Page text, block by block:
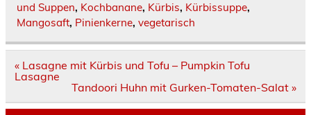
und Suppen, Kochbanane, Kürbis, Kürbissuppe,
Mangosaft, Pinienkerne, vegetarisch
Beitragsnavigation
« Lasagne mit Kürbis und Tofu – Pumpkin Tofu
Lasagne
Tandoori Huhn mit Gurken-Tomaten-Salat »